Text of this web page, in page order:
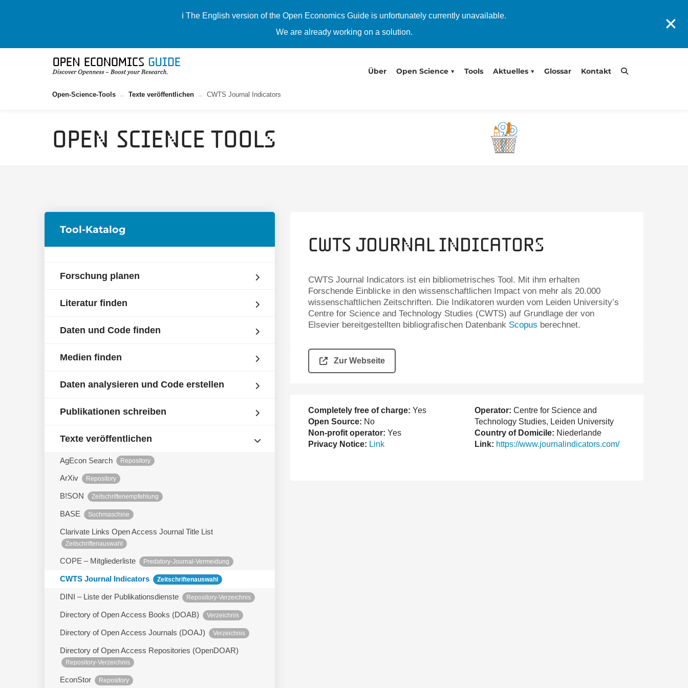
ℹ️ The English version of the Open Economics Guide is unfortunately currently unavailable.
We are already working on a solution.
✕
Über Open Science Tools Aktuelles Glossar Kontakt
Open-Science-Tools Texte veröffentlichen CWTS Journal Indicators
Open Science Tools
Tool-Katalog
Forschung planen
Literatur finden
Daten und Code finden
Medien finden
Daten analysieren und Code erstellen
Publikationen schreiben
Texte veröffentlichen
AgEcon Search Repository
ArXiv Repository
B!SON Zeitschriftenempfehlung
BASE Suchmaschine
Clarivate Links Open Access Journal Title List
Zeitschriftenauswahl
COPE – Mitgliederliste Predatory-Journal-Vermeidung
CWTS Journal Indicators Zeitschriftenauswahl
DINI – Liste der Publikationsdienste Repository-Verzeichnis
Directory of Open Access Books (DOAB) Verzeichnis
Directory of Open Access Journals (DOAJ) Verzeichnis
Directory of Open Access Repositories (OpenDOAR)
Repository-Verzeichnis
EconStor Repository
CWTS Journal Indicators
CWTS Journal Indicators ist ein bibliometrisches Tool. Mit ihm erhalten
Forschende Einblicke in den wissenschaftlichen Impact von mehr als 20.000
wissenschaftlichen Zeitschriften. Die Indikatoren wurden vom Leiden University’s
Centre for Science and Technology Studies (CWTS) auf Grundlage der von
Elsevier bereitgestellten bibliografischen Datenbank Scopus berechnet.
Zur Webseite
Completely free of charge: Yes
Open Source: No
Non-profit operator: Yes
Privacy Notice: Link
Operator: Centre for Science and
Technology Studies, Leiden University
Country of Domicile: Niederlande
Link: https://www.journalindicators.com/